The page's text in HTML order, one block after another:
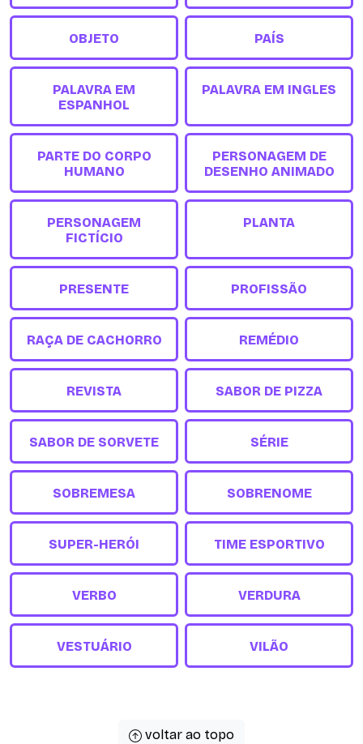
OBJETO PAÍS
PALAVRA EM
ESPANHOL
PALAVRA EM INGLES
PARTE DO CORPO
HUMANO
PERSONAGEM DE
DESENHO ANIMADO
PERSONAGEM
FICTÍCIO
PLANTA
PRESENTE PROFISSÃO
RAÇA DE CACHORRO REMÉDIO
REVISTA SABOR DE PIZZA
SABOR DE SORVETE SÉRIE
SOBREMESA SOBRENOME
SUPER-HERÓI TIME ESPORTIVO
VERBO VERDURA
VESTUÁRIO VILÃO
voltar ao topo